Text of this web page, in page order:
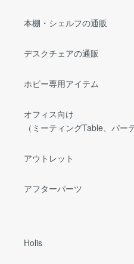
本棚・シェルフの通販
デスクチェアの通販
ホビー専用アイテム
オフィス向け
（ミーティングTable、パー
アウトレット
アフターパーツ
Holis